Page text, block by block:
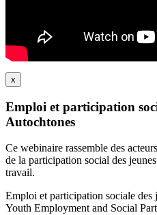
x
Emploi et participation
Autochtones
Ce webinaire rassemble des
de la participation social des
travail.
Emploi et participation sociale des
Youth Employment and Social